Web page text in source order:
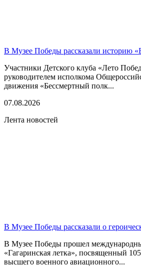
В Музее Победы рассказали историю
Участники Детского клуба «Лето
руководителем исполкома
движения «Бессмертный полк...
07.08.2026
Лента новостей
В Музее Победы рассказали о
В Музее Победы прошел
«Гагаринская летка», посвященный
высшего военного авиационного...